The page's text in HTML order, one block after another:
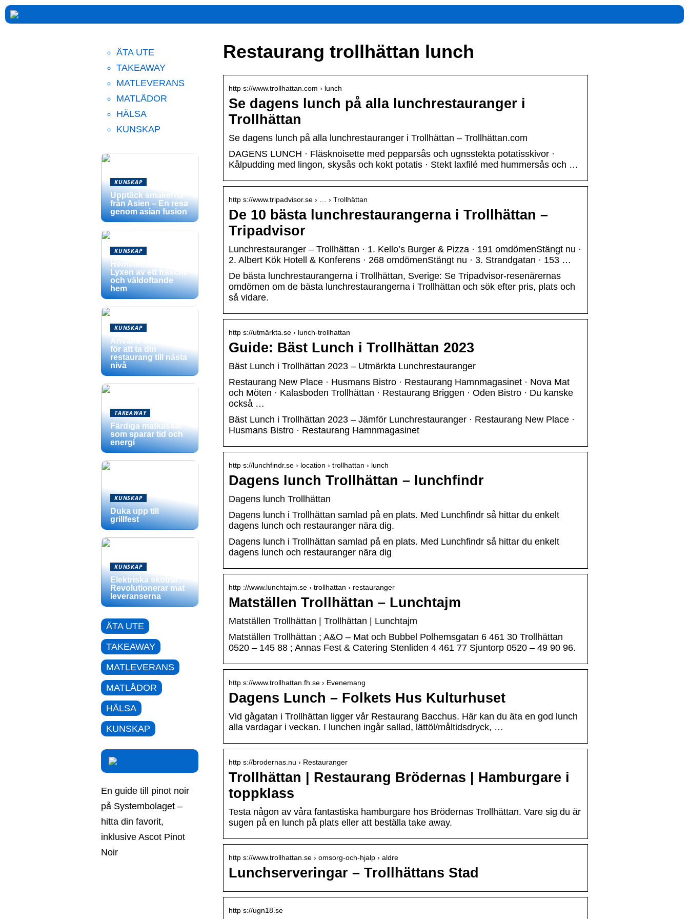
Restaurang trollhättan lunch
http s://www.trollhattan.com › lunch
Se dagens lunch på alla lunchrestauranger i
Trollhättan
Se dagens lunch på alla lunchrestauranger i Trollhättan – Trollhättan.com
DAGENS LUNCH · Fläsknoisette med pepparsås och ugnsstekta potatisskivor ·
Kålpudding med lingon, skysås och kokt potatis · Stekt laxfilé med hummersås och …
http s://www.tripadvisor.se › … › Trollhättan
De 10 bästa lunchrestaurangerna i Trollhättan –
Tripadvisor
Lunchrestauranger – Trollhättan · 1. Kello’s Burger & Pizza · 191 omdömenStängt nu ·
2. Albert Kök Hotell & Konferens · 268 omdömenStängt nu · 3. Strandgatan · 153 …
De bästa lunchrestaurangerna i Trollhättan, Sverige: Se Tripadvisor-resenärernas
omdömen om de bästa lunchrestaurangerna i Trollhättan och sök efter pris, plats och
så vidare.
http s://utmärkta.se › lunch-trollhattan
Guide: Bäst Lunch i Trollhättan 2023
Bäst Lunch i Trollhättan 2023 – Utmärkta Lunchrestauranger
Restaurang New Place · Husmans Bistro · Restaurang Hamnmagasinet · Nova Mat
och Möten · Kalasboden Trollhättan · Restaurang Briggen · Oden Bistro · Du kanske
också …
Bäst Lunch i Trollhättan 2023 – Jämför Lunchrestauranger · Restaurang New Place ·
Husmans Bistro · Restaurang Hamnmagasinet
http s://lunchfindr.se › location › trollhattan › lunch
Dagens lunch Trollhättan – lunchfindr
Dagens lunch Trollhättan
Dagens lunch i Trollhättan samlad på en plats. Med Lunchfindr så hittar du enkelt
dagens lunch och restauranger nära dig.
Dagens lunch i Trollhättan samlad på en plats. Med Lunchfindr så hittar du enkelt
dagens lunch och restauranger nära dig
http ://www.lunchtajm.se › trollhattan › restauranger
Matställen Trollhättan – Lunchtajm
Matställen Trollhättan | Trollhättan | Lunchtajm
Matställen Trollhättan ; A&O – Mat och Bubbel Polhemsgatan 6 461 30 Trollhättan
0520 – 145 88 ; Annas Fest & Catering Stenliden 4 461 77 Sjuntorp 0520 – 49 90 96.
http s://www.trollhattan.fh.se › Evenemang
Dagens Lunch – Folkets Hus Kulturhuset
Vid gågatan i Trollhättan ligger vår Restaurang Bacchus. Här kan du äta en god lunch
alla vardagar i veckan. I lunchen ingår sallad, lättöl/måltidsdryck, …
http s://brodernas.nu › Restauranger
Trollhättan | Restaurang Brödernas | Hamburgare i
toppklass
Testa någon av våra fantastiska hamburgare hos Brödernas Trollhättan. Vare sig du är
sugen på en lunch på plats eller att beställa take away.
http s://www.trollhattan.se › omsorg-och-hjalp › aldre
Lunchserveringar – Trollhättans Stad
http s://ugn18.se
ÄTA UTE
TAKEAWAY
MATLEVERANS
MATLÅDOR
HÄLSA
KUNSKAP
KUNSKAP
Upptäck smakerna
från Asien – En resa
genom asian fusion
KUNSKAP
Hemstädning –
Lyxen av ett fräscht
och väldoftande
hem
KUNSKAP
Använd dessa tips
för att ta din
restaurang till nästa
nivå
TAKEAWAY
Färdiga matkassar
som sparar tid och
energi
KUNSKAP
Duka upp till
grillfest
KUNSKAP
Elektriska skotrar:
Revolutionerar mat
leveranserna
ÄTA UTE
TAKEAWAY
MATLEVERANS
MATLÅDOR
HÄLSA
KUNSKAP
En guide till pinot noir
på Systembolaget –
hitta din favorit,
inklusive Ascot Pinot
Noir